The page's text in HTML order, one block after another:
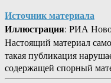
Источник материала
Иллюстрация: РИА
Настоящий материал
такая публикация
содержащей спорный